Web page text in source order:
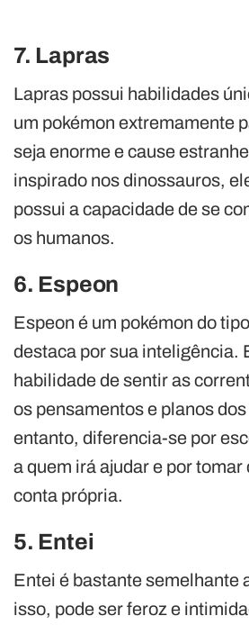
7. Lapras
Lapras possui habilidades
um pokémon extremamente
seja enorme e cause
inspirado nos dinossauros,
possui a capacidade de se
os humanos.
6. Espeon
Espeon é um pokémon do
destaca por sua inteligência.
habilidade de sentir as
os pensamentos e planos
entanto, diferencia-se por
a quem irá ajudar e por tomar
conta própria.
5. Entei
Entei é bastante semelhante
isso, pode ser feroz e